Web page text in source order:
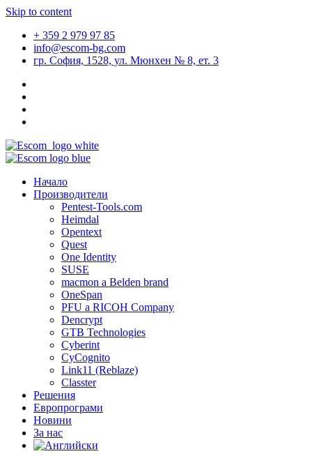
Skip to content
+ 359 2 979 97 85
info@escom-bg.com
гр. София, 1528, ул. Мюнхен № 8, eт. 3
Начало
Производители
Pentest-Tools.com
Heimdal
Opentext
Quest
One Identity
SUSE
macmon a Belden brand
OneSpan
PFU a RICOH Company
Dencrypt
GTB Technologies
Cyberint
CyCognito
Link11 (Reblaze)
Classter
Решения
Европрограми
Новини
За нас